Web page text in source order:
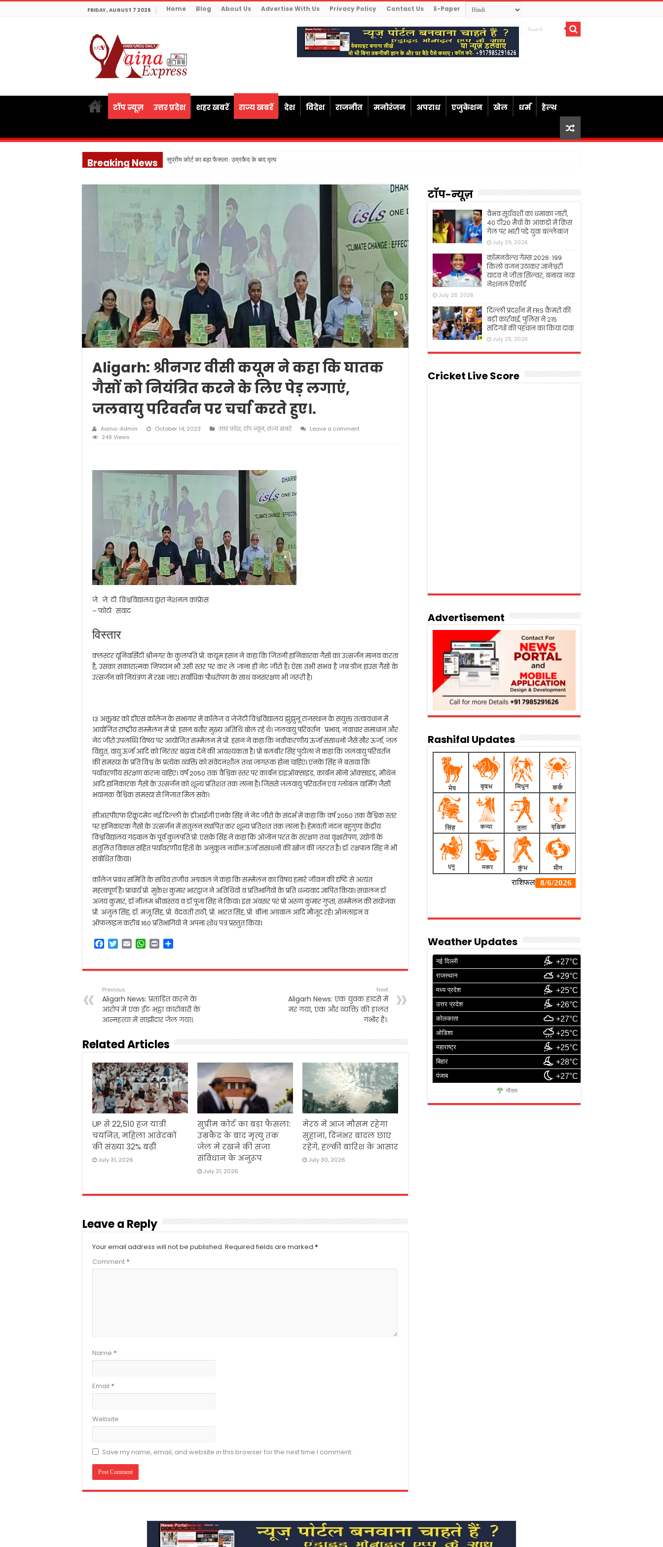
FRIDAY , AUGUST 7 2026 Home Blog About Us Advertise With Us Privacy Policy Contact Us E-Paper
टॉप न्यूज़ उत्तर प्रदेश शहर खबरें राज्य खबरें देश विदेश राजनीत मनोरंजन अपराध एजुकेशन खेल धर्म हेल्थ
Breaking News सुप्रीम कोर्ट का बड़ा फैसला: उम्रकैद के बाद मृत्यु तक जेल में रखने की सजा संव
Aligarh: श्रीनगर वीसी कयूम ने कहा कि घातक
गैसों को नियंत्रित करने के लिए पेड़ लगाएं,
जलवायु परिवर्तन पर चर्चा करते हुए।.
Aaina-Admin October 14, 2023 उत्तर प्रदेश,टॉप न्यूज़,राज्य खबरें
Leave a comment
249 Views
जे . जे. टी. विश्वविद्यालय द्वारा नेशनल कांफ्रेंस
– फोटो : संवाद
विस्तार
क्लस्टर यूनिवर्सिटी श्रीनगर के कुलपति प्रो. कयूम हसन ने कहा कि जितनी हानिकारक गैसों का उत्सर्जन मानव करता
है, उसका सकारात्मक निपटान भी उसी स्तर पर कर ले जाना ही नेट जीरो है। ऐसा तभी संभव है जब ग्रीन हाउस गैसों के
उत्सर्जन को नियंत्रण में रखा जाए। सर्वाधिक पौधरोपण के साथ वनसंरक्षण भी जरूरी है।
13 अक्तूबर को डीएस कॉलेज के सभागार में कॉलेज व जेजेटी विश्वविद्यालय झुंझुनू राजस्थान के संयुक्त तत्वावधान में
आयोजित राष्ट्रीय सम्मेलन में प्रो. हसन बतौर मुख्य अतिथि बोल रहे थे। जलवायु परिवर्तन : प्रभाव, नवाचार समाधान और
नेट जीरो उपलब्धि विषय पर आयोजित सम्मेलन में प्रो. हसन ने कहा कि नवीकरणीय ऊर्जा संसाधनों जैसे सौर ऊर्जा, जल
विद्युत, वायु ऊर्जा आदि को निरंतर बढ़ावा देने की आवश्यकता है। प्रो बलबीर सिंह पुटोला ने कहा कि जलवायु परिवर्तन
की समस्या के प्रति विश्व के प्रत्येक व्यक्ति को संवेदनशील तथा जागरूक होना चाहिए। एनके सिंह ने बताया कि
पर्यावरणीय संरक्षण करना चाहिए। वर्ष 2050 तक वैश्विक स्तर पर कार्बन डाइऑक्साइड, कार्बन मोनो ऑक्साइड, मीथेन
आदि हानिकारक गैसों के उत्सर्जन को शून्य प्रतिशत तक लाना है। जिससे जलवायु परिवर्तन एवं ग्लोबल वार्मिंग जैसी
भयानक वैश्विक समस्या से निजात मिल सके।
सीआरपीएफ रिक्रूटमेंट नई दिल्ली के डीआईजी एनके सिंह ने नेट जीरो के संदर्भ में कहा कि वर्ष 2050 तक वैश्विक स्तर
पर हानिकारक गैसों के उत्सर्जन में संतुलन स्थापित कर शून्य प्रतिशत तक लाना है। हेमवती नंदन बहुगुणा केंद्रीय
विश्वविद्यालय गढ़वाल के पूर्व कुलपति प्रो. एसके सिंह ने कहा कि ओजोन परत के संरक्षण तथा वृक्षारोपण, उद्योगों के
संतुलित विकास सहित पर्यावरणीय हितों के अनुकूल नवीन ऊर्जा संसाधनों की खोज की जरूरत है। डॉ. रक्षपाल सिंह ने भी
संबोधित किया।
कॉलेज प्रबंध समिति के सचिव राजीव अग्रवाल ने कहा कि सम्मेलन का विषय हमारे जीवन की दृष्टि से अत्यंत
महत्वपूर्ण है। प्राचार्य प्रो. मुकेश कुमार भारद्वाज ने अतिथियों व प्रतिभागियों के प्रति धन्यवाद ज्ञापित किया। संचालन डॉ
अजय कुमार, डॉ नीलम श्रीवास्तव व डॉ पूजा सिंह ने किया। इस अवसर पर प्रो अरुण कुमार गुप्ता, सम्मेलन की संयोजक
प्रो. अंजुल सिंह, डॉ. मंजू सिंह, प्रो. वेदवती राठी, प्रो. भारत सिंह, प्रो. बीना अग्रवाल आदि मौजूद रहे। ऑनलाइन व
ऑफलाइन करीब 160 प्रतिभागियों ने अपना शोध पत्र प्रस्तुत किया।
F
e
o
o
k
T
t
e
r
E
i
W
t
p
p
P
n
r
Previous
Aligarh News: प्रताड़ित करने के
आरोप में एक ईंट भट्ठा कारोबारी के
आत्महत्या में साझीदार जेल गया।.
Next
Aligarh News: एक युवक हादसे में
मर गया, एक और व्यक्ति की हालत
गंभीर है।.
Related Articles
UP से 22,510 हज यात्री
चयनित, महिला आवेदकों
की संख्या 32% बढ़ी
July 31, 2026
सुप्रीम कोर्ट का बड़ा फैसला:
उम्रकैद के बाद मृत्यु तक
जेल में रखने की सजा
संविधान के अनुरूप
July 31, 2026
मेरठ में आज मौसम रहेगा
सुहाना, दिनभर बादल छाए
रहेंगे, हल्की बारिश के आसार
July 30, 2026
Leave a Reply
Your email address will not be published. Required fields are marked *
Comment *
Name *
Email *
Website
Save my name, email, and website in this browser for the next time I comment.
टॉप-न्यूज़
वैभव सूर्यवंशी का धमाका जारी,
40 टी20 मैचों के आंकड़ों में क्रिस
गेल पर भारी पड़े युवा बल्लेबाज
July 29, 2026
कॉमनवेल्थ गेम्स 2026: 199
किलो वजन उठाकर ज्ञानेश्वरी
यादव ने जीता सिल्वर, बनाया नया
नेशनल रिकॉर्ड
July 28, 2026
दिल्ली प्रदर्शन में FRS कैमरों की
बड़ी कार्रवाई, पुलिस ने 215
संदिग्धों की पहचान का किया दावा
July 25, 2026
Cricket Live Score
Advertisement
Rashifal Updates
Weather Updates
नई दिल्ली +27°C
राजस्थान +29°C
मध्य प्रदेश +25°C
उत्तर प्रदेश +26°C
कोलकाता +27°C
ओडिशा +25°C
महाराष्ट्र +25°C
बिहार +28°C
पंजाब +27°C
मौसम